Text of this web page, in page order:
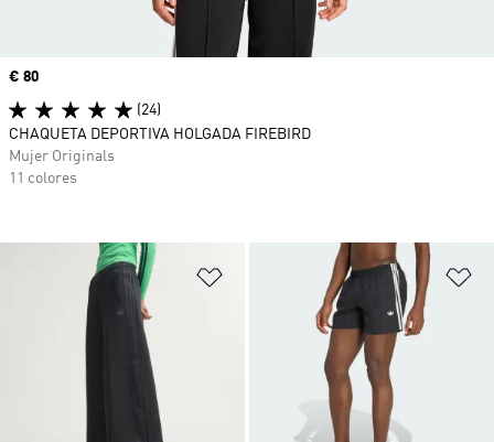
Añadir a la lista de deseos
Precio
€ 80
(24)
CHAQUETA DEPORTIVA HOLGADA FIREBIRD
Mujer Originals
11 colores